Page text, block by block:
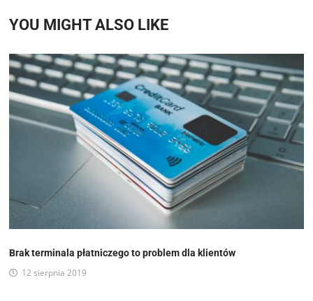
YOU MIGHT ALSO LIKE
Brak terminala płatniczego to problem dla klientów
12 sierpnia 2019